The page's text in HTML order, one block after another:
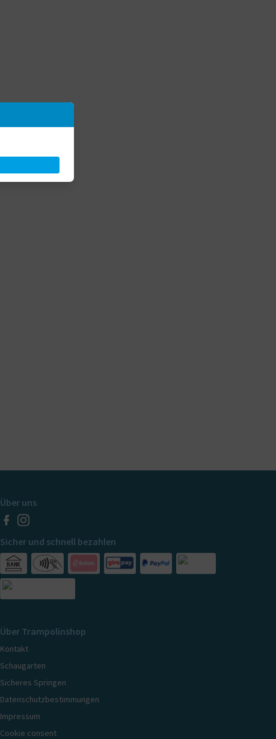
Über uns
Sicher und schnell bezahlen
Über Trampolinshop
Kontakt
Schaugarten
Sicheres Springen
Datenschutzbestimmungen
Impressum
Cookie consent